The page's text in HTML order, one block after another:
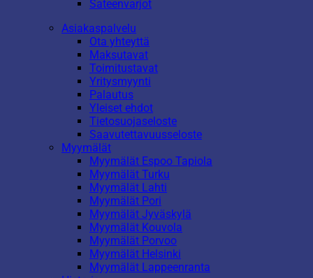
Sateenvarjot
Asiakaspalvelu
Ota yhteyttä
Maksutavat
Toimitustavat
Yritysmyynti
Palautus
Yleiset ehdot
Tietosuojaseloste
Saavutettavuusseloste
Myymälät
Myymälät Espoo Tapiola
Myymälät Turku
Myymälät Lahti
Myymälät Pori
Myymälät Jyväskylä
Myymälät Kouvola
Myymälät Porvoo
Myymälät Helsinki
Myymälät Lappeenranta